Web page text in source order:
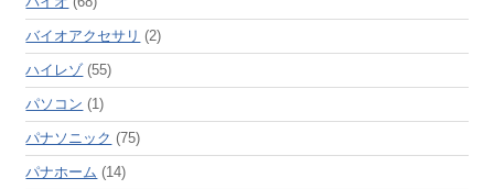
バイオアクセサリ (2)
ハイレゾ(55)
パソコン (1)
パナソニック (75)
パナホーム (14)